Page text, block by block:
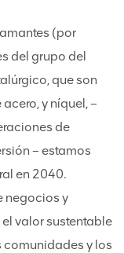
(por
del grupo del
que son
y níquel, –
de
– estamos
en 2040.
negocios y
valor sustentable
comunidades y los